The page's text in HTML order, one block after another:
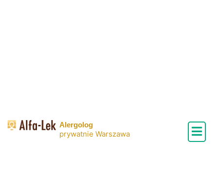
Alergolog
prywatnie Warszawa